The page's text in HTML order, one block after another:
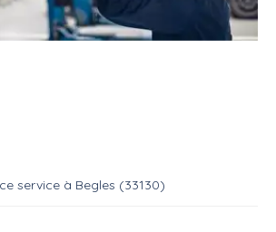
service à Begles (33130)